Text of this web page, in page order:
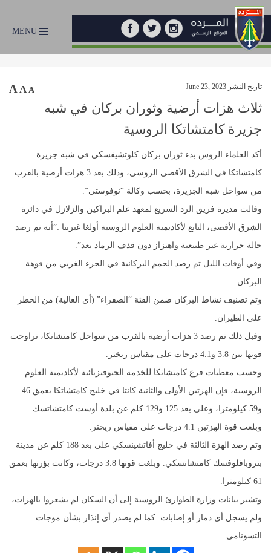
MENU
تاريخ النشر June 23, 2023 A A A
ثلاث هزات أرضية وثوران بركان في شبه
جزيرة كامتشاتكا الروسية
أكد العلماء الروس بدء ثوران بركان كلوتشيفسكي في شبه جزيرة
كامتشاتكا في الشرق الأقصى الروسي، وذلك بعد 3 هزات أرضية بالقرب
من سواحل شبه الجزيرة، بحسب وكالة “نوفوستي”.
وقالت مديرة فريق الرد السريع لمعهد علم البراكين والزلازل في دائرة
الشرق الأقصى، التابع لأكاديمية العلوم الروسية أولغا غيرينا :”أنه تم رصد
حالة حرارية غير طبيعية واهتزاز دون قذف الرماد بعد”.
وفي أوقات الليل تم رصد الحمم البركانية في الجزء الغربي من فوهة
البركان.
وتم تصنيف نشاط البركان ضمن الفئة “الصفراء” (أي العالية) من الخطر
على الطيران.
وقبل ذلك تم رصد 3 هزات أرضية بالقرب من سواحل كامتشاتكا، تراوحت
قوتها بين 3.8 و4.1 درجات على مقياس ريختر.
وحسب معطيات فرع كامتشاتكا للخدمة الجيوفيزيائية لأكاديمية العلوم
الروسية، فإن الهزتين الأولى والثانية كانتا في خليج كامتشاتكا بعمق 46
و59 كيلومترا، وعلى بعد 125 و129 كلم عن بلدة أوست كامتشاتسك.
وبلغت قوة الهزتين 4.1 درجات على مقياس ريختر.
وتم رصد الهزة الثالثة في خليج أفاتشينسكي على بعد 188 كلم عن مدينة
بتروبافلوفسك كامتشاتسكي. وبلغت قوتها 3.8 درجات، وكانت بؤرتها بعمق
61 كيلومترا.
وتشير بيانات وزارة الطوارئ الروسية إلى أن السكان لم يشعروا بالهزات،
ولم يسجل أي دمار أو إصابات. كما لم يصدر أي إنذار بشأن موجات
التسونامي.